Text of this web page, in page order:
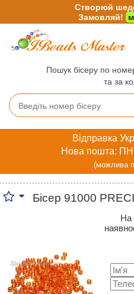
Пошук бісеру по
та за
Відправка
Нова пошта:
(можлива
Бісер 91000
На
Створюй
Замовляй!